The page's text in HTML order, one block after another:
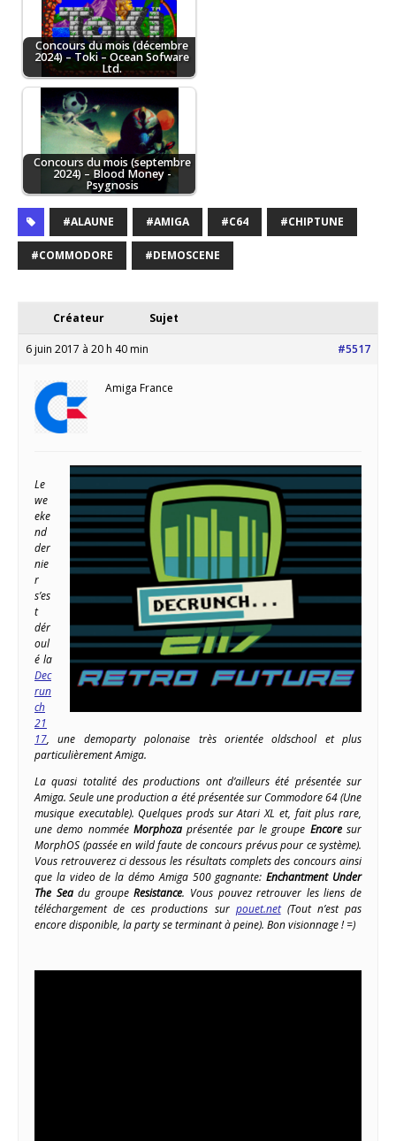
Concours du mois (décembre
2024) – Toki – Ocean Sofware
Ltd.
Concours du mois (septembre
2024) – Blood Money -
Psygnosis
#ALAUNE #AMIGA #C64 #CHIPTUNE
#COMMODORE #DEMOSCENE
Créateur Sujet
6 juin 2017 à 20 h 40 min #5517
Amiga France
Le
we
eke
nd
der
nie
r
s’es
t
dér
oul
é la
Dec
run
ch
21
17, une demoparty polonaise très orientée oldschool et plus
particulièrement Amiga.
La quasi totalité des productions ont d’ailleurs été présentée sur
Amiga. Seule une production a été présentée sur Commodore 64 (Une
musique executable). Quelques prods sur Atari XL et, fait plus rare,
une demo nommée Morphoza présentée par le groupe Encoresur
MorphOS (passée en wild faute de concours prévus pour ce système).
Vous retrouverez ci dessous les résultats complets des concours ainsi
que la video de la démo Amiga 500 gagnante:Enchantment Under
The Seadu groupeResistance. Vous pouvez retrouver les liens de
téléchargement de ces productions sur pouet.net(Tout n’est pas
encore disponible, la party se terminant à peine). Bon visionnage ! =)